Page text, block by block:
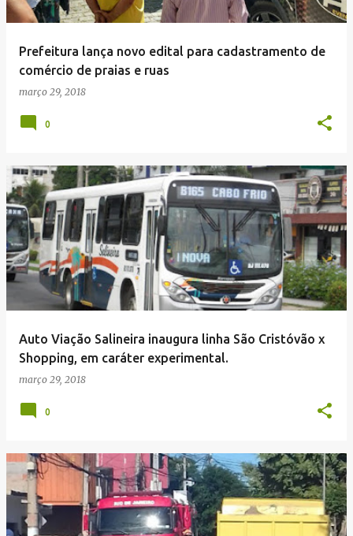
Prefeitura lança novo edital para cadastramento de
comércio de praias e ruas
março 29, 2018
0
Auto Viação Salineira inaugura linha São Cristóvão x
Shopping, em caráter experimental.
março 29, 2018
0